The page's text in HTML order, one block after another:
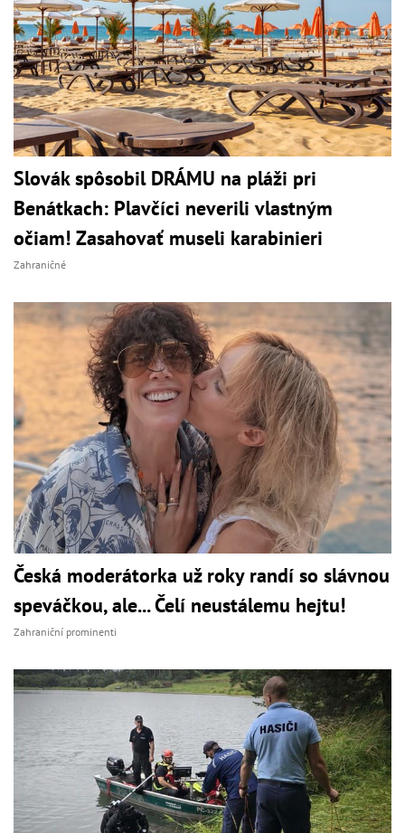
Slovák spôsobil DRÁMU na pláži pri
Benátkach: Plavčíci neverili vlastným
očiam! Zasahovať museli karabinieri
Zahraničné
Česká moderátorka už roky randí so slávnou
speváčkou, ale... Čelí neustálemu hejtu!
Zahraniční prominenti